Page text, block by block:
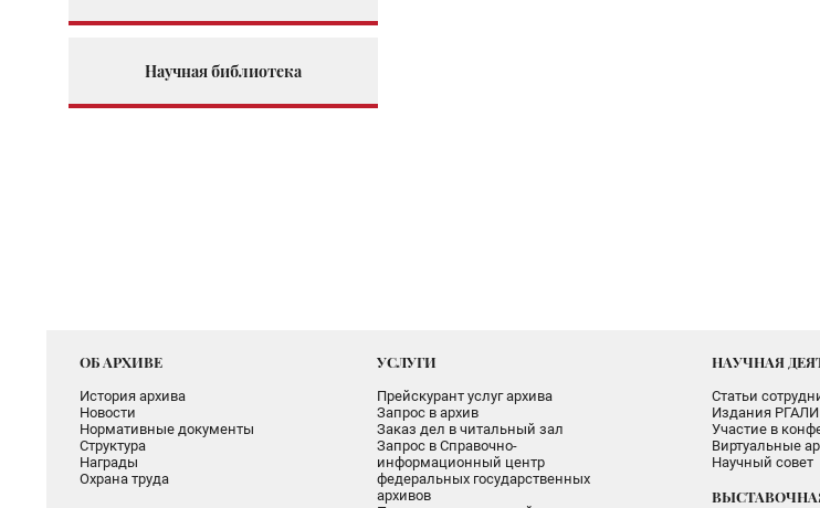
Научная библиотека
ОБ АРХИВЕ
История архива
Новости
Нормативные документы
Структура
Награды
Охрана труда
УСЛУГИ
Прейскурант услуг архива
Запрос в архив
Заказ дел в читальный зал
Запрос в Справочно-
информационный центр
федеральных государственных
архивов
НАУЧНАЯ
Статьи
Издания РГАЛИ
Участие в
Виртуальные
Научный совет